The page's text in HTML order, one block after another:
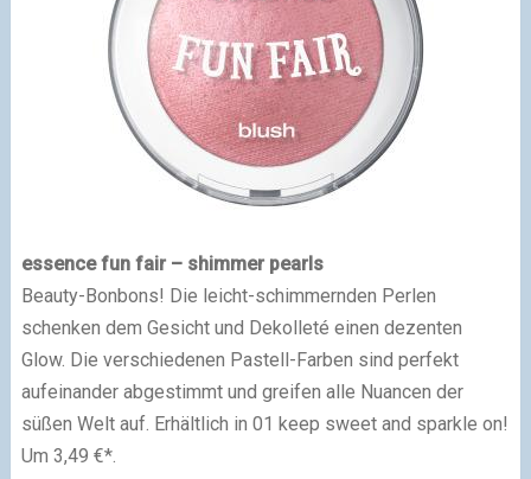
essence fun fair – shimmer pearls
Beauty-Bonbons! Die leicht-schimmernden Perlen
schenken dem Gesicht und Dekolleté einen dezenten
Glow. Die verschiedenen Pastell-Farben sind perfekt
aufeinander abgestimmt und greifen alle Nuancen der
süßen Welt auf. Erhältlich in 01 keep sweet and sparkle on!
Um 3,49 €*.